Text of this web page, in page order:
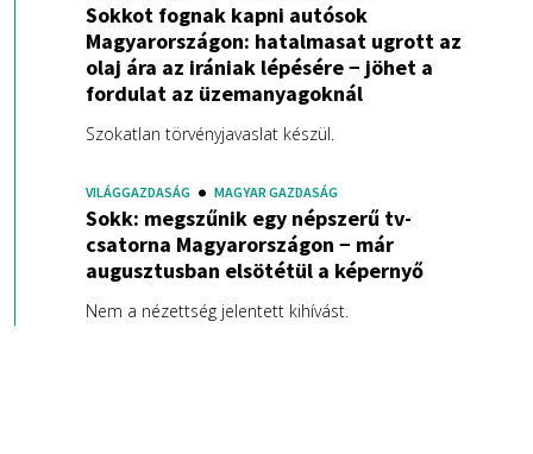
Sokkot fognak kapni autósok
Magyarországon: hatalmasat ugrott az
olaj ára az irániak lépésére − jöhet a
fordulat az üzemanyagoknál
Szokatlan törvényjavaslat készül.
VILÁGGAZDASÁG MAGYAR GAZDASÁG
Sokk: megszűnik egy népszerű tv-
csatorna Magyarországon − már
augusztusban elsötétül a képernyő
Nem a nézettség jelentett kihívást.